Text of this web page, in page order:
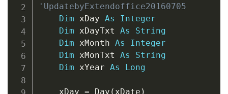
'UpdatebyExtendoffice20160705
Dim xDay As
Integer
Dim xDayTxt As
String
Dim xMonth As
Integer
Dim xMonTxt As
String
Dim xYear As Long
    xDay
= Day ( xDate )